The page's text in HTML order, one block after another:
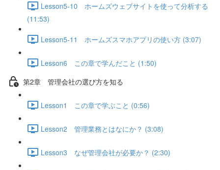
Lesson5-10 ホームズウェブサイトを使って分析する
(11:53)
Lesson5-11 ホームズスマホアプリの使い方 (3:07)
Lesson6 この章で学んだこと (1:50)
第2章 管理会社の選び方を知る
Lesson1 この章で学ぶこと (0:56)
Lesson2 管理業務とはなにか？ (3:08)
Lesson3 なぜ管理会社が必要か？ (2:30)